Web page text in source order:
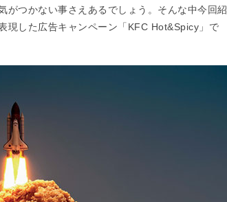
がつかない事さえあるでしょう。そんな中今回紹
現した広告キャンペーン「KFC Hot&Spicy」で